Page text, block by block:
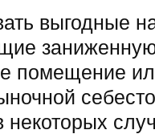
выгодные
помещение